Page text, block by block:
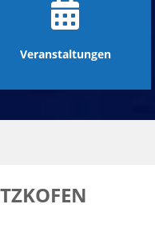
Veranstaltungen